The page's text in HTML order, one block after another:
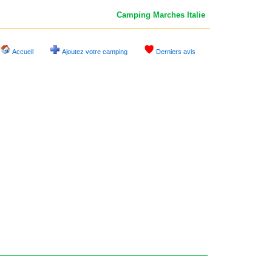
Camping Marches Italie
Accueil Ajoutez votre camping Derniers avis